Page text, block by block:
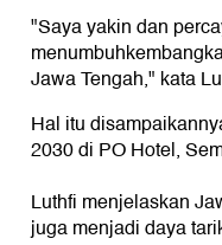
"Saya yakin dan
Jawa Tengah," kata
Hal itu
2030 di PO Hotel,
Luthfi menjelaskan
juga menjadi daya